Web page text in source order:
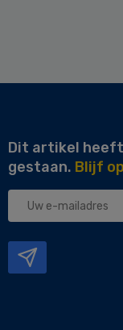
Dit artikel
gestaan. Blijf
Uw